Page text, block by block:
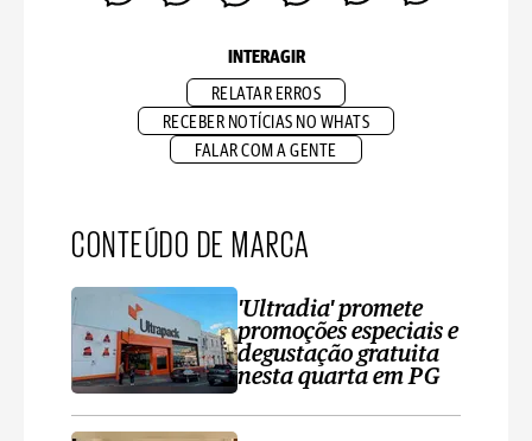
INTERAGIR
RELATAR ERROS
RECEBER NOTÍCIAS NO WHATS
FALAR COM A GENTE
CONTEÚDO DE MARCA
'Ultradia' promete
promoções especiais e
degustação gratuita
nesta quarta em PG